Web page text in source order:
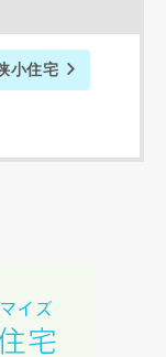
小住宅